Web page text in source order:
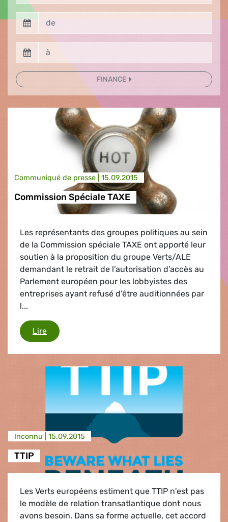
FINANCE
Communiqué de presse | 15.09.2015
Commission Spéciale TAXE
Les représentants des groupes politiques au sein
de la Commission spéciale TAXE ont apporté leur
soutien à la proposition du groupe Verts/ALE
demandant le retrait de l’autorisation d’accès au
Parlement européen pour les lobbyistes des
entreprises ayant refusé d’être auditionnées par
l...
LireCommission Spéciale TAXE
Inconnu | 15.09.2015
TTIP
Les Verts européens estiment que TTIP n'est pas
le modèle de relation transatlantique dont nous
avons besoin. Dans sa forme actuelle, cet accord